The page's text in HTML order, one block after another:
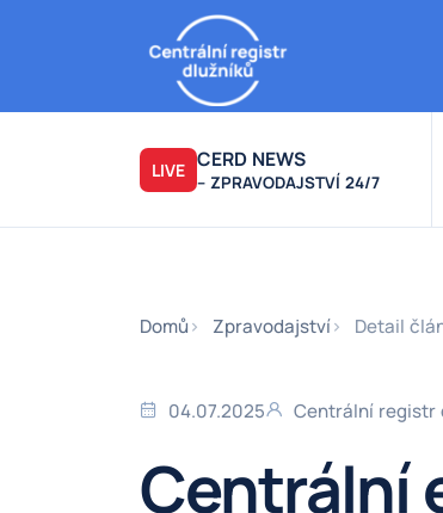
LIVE CERD NEWS
– ZPRAVODAJSTVÍ 24/7
Domů Zpravodajství Detail
04.07.2025 Centrální registr
Centrální